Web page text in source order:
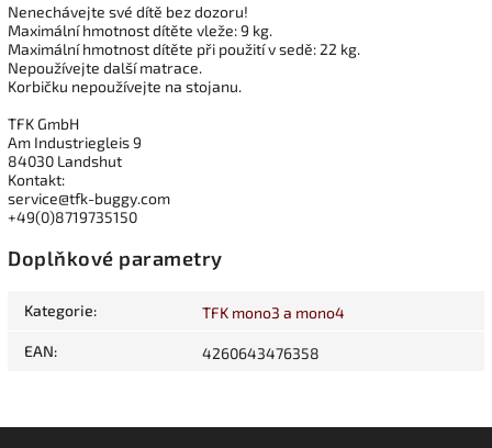
Nenechávejte své dítě bez dozoru!
Maximální hmotnost dítěte vleže: 9 kg.
Maximální hmotnost dítěte při použití v sedě: 22 kg.
Nepoužívejte další matrace.
Korbičku nepoužívejte na stojanu.
TFK GmbH
Am Industriegleis 9
84030 Landshut
Kontakt:
service@tfk-buggy.com
+49(0)8719735150
Doplňkové parametry
Kategorie: TFK mono3 a mono4
EAN: 4260643476358